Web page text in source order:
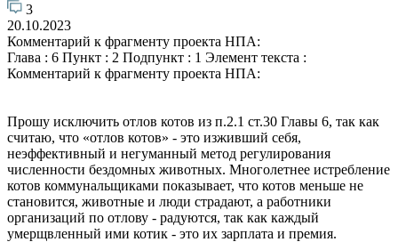
3
20.10.2023
Комментарий к фрагменту проекта НПА:
Глава : 6 Пункт : 2 Подпункт : 1 Элемент текста :
Комментарий к фрагменту проекта НПА:
Прошу исключить отлов котов из п.2.1 ст.30 Главы 6, так как
считаю, что «отлов котов» - это изживший себя,
неэффективный и негуманный метод регулирования
численности бездомных животных. Многолетнее истребление
котов коммунальщиками показывает, что котов меньше не
становится, животные и люди страдают, а работники
организаций по отлову - радуются, так как каждый
умерщвленный ими котик - это их зарплата и премия.